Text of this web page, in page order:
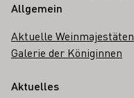
Allgemein
Aktuelle Weinmajestäten
Galerie der Königinnen
Aktuelles